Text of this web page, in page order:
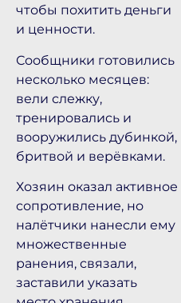
чтобы похитить деньги
и ценности.
Сообщники готовились
несколько месяцев:
вели слежку,
тренировались и
вооружились дубинкой,
бритвой и верёвками.
Хозяин оказал активное
сопротивление, но
налётчики нанесли ему
множественные
ранения, связали,
заставили указать